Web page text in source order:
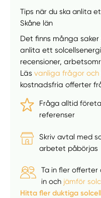
Tips när du ska anlita
Skåne län
Det finns många
anlita ett
recensioner,
Läsvanliga frågor och
kostnadsfria offerter
Fråga alltid
referenser
Skriv avtal med
arbetet påbörjas
Ta in fler
in och jämför
Hitta fler duktiga